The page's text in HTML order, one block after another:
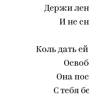
Держи
И не
Коль дать
Она
С тебя